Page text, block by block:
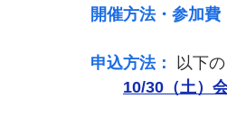
開催方法・参加費
申込方法：
以下
10/30（土）